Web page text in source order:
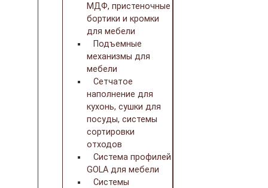
МДФ, пристеночные
бортики и кромки
для мебели
Подъемные
механизмы для
мебели
Сетчатое
наполнение для
кухонь, сушки для
посуды, системы
сортировки
отходов
Система профилей
GOLA для мебели
Системы